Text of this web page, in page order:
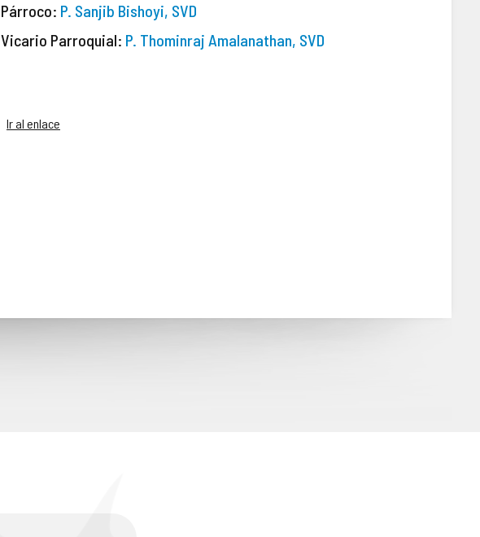
Párroco: P. Sanjib Bishoyi, SVD
Vicario Parroquial: P. Thominraj Amalanathan, SVD
Ir al enlace